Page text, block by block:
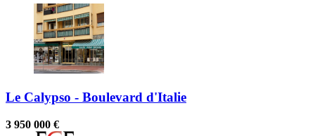
Le Calypso - Boulevard d'Italie
3 950 000 €